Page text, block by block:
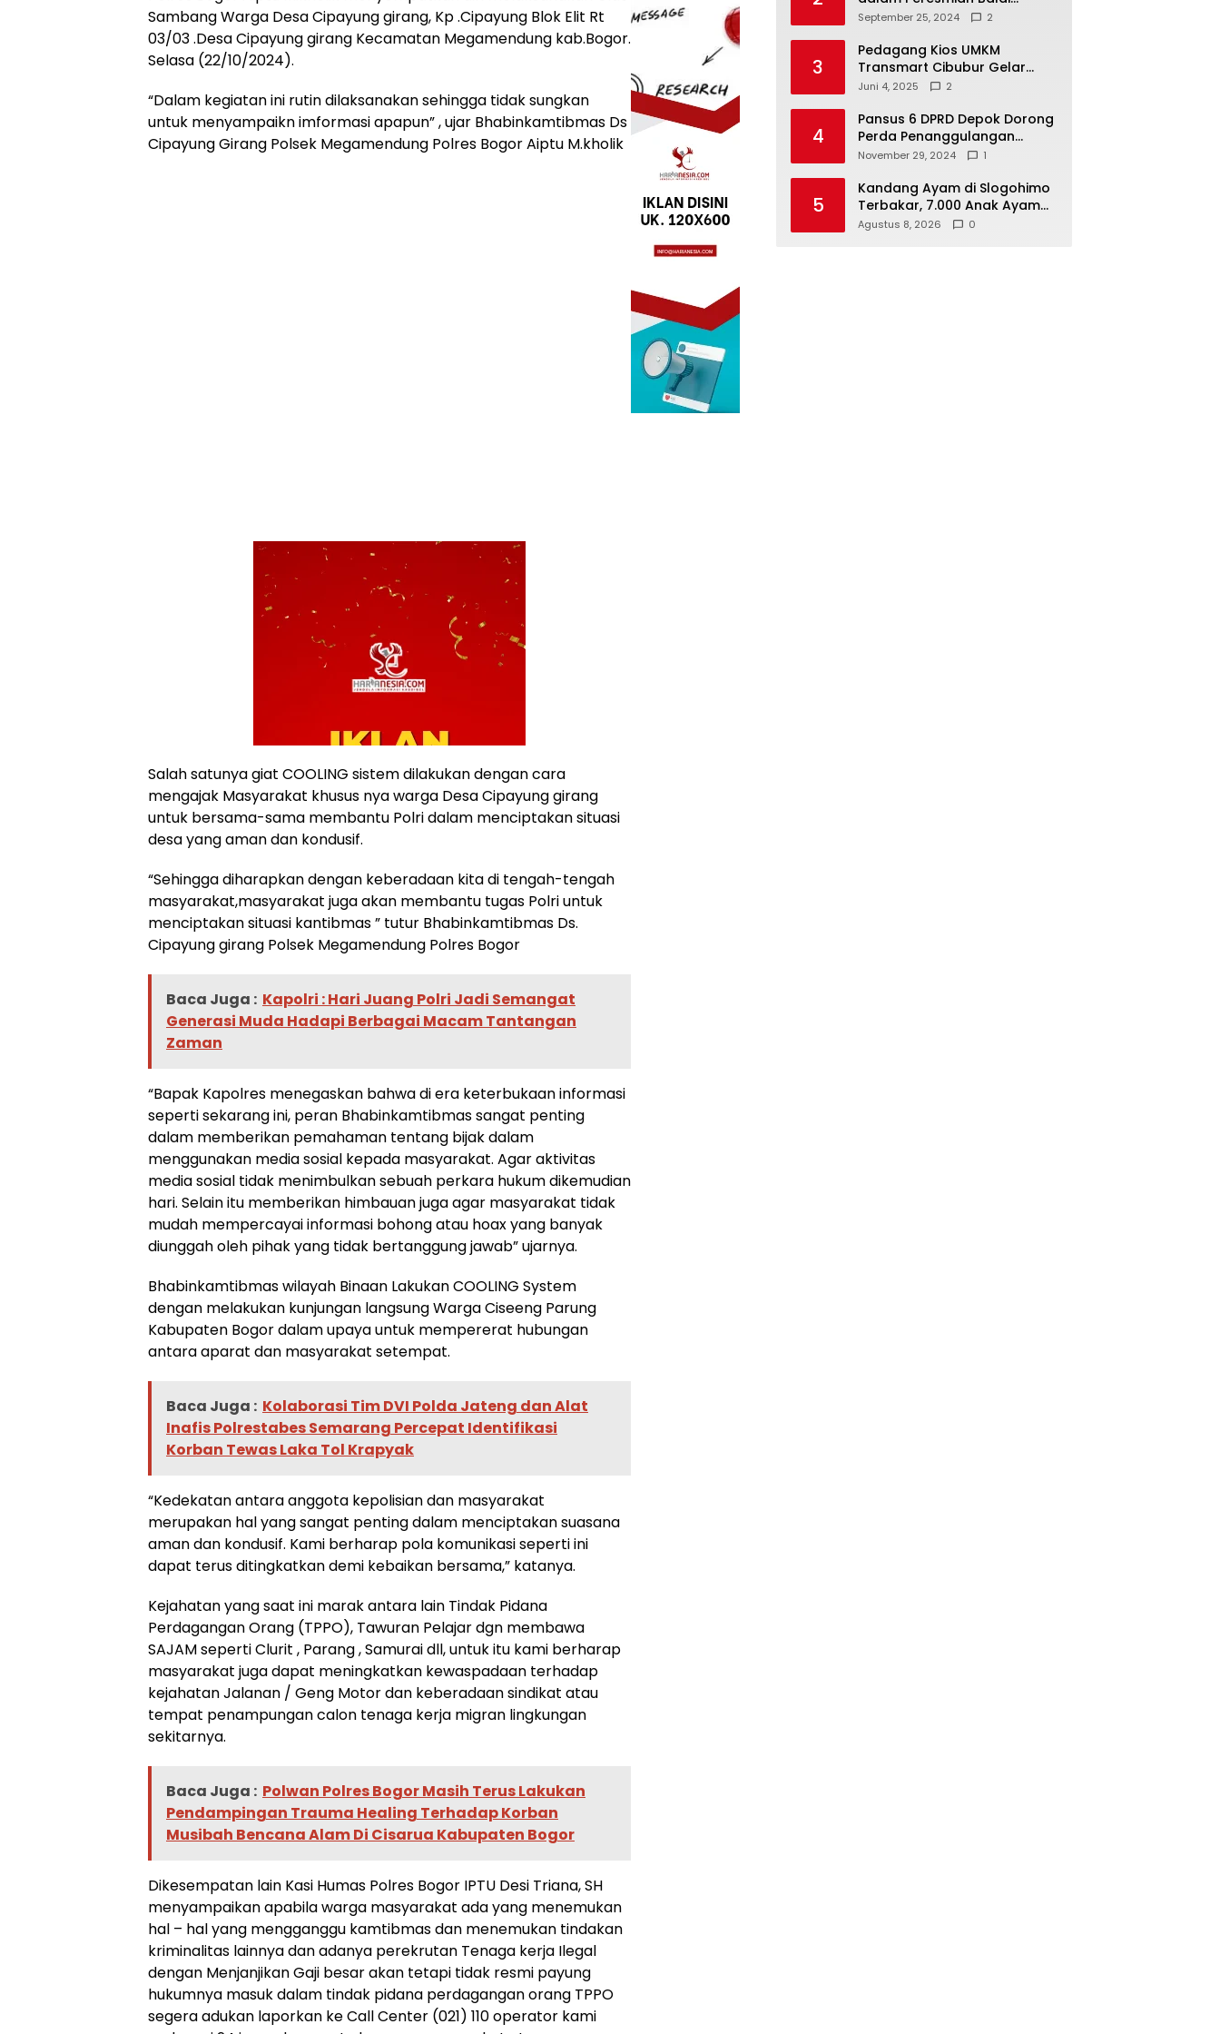
Sambang Warga Desa Cipayung girang, Kp .Cipayung Blok Elit Rt
03/03 .Desa Cipayung girang Kecamatan Megamendung kab.Bogor.
Selasa (22/10/2024).
“Dalam kegiatan ini rutin dilaksanakan sehingga tidak sungkan
untuk menyampaikn imformasi apapun” , ujar Bhabinkamtibmas Ds
Cipayung Girang Polsek Megamendung Polres Bogor Aiptu M.kholik
Salah satunya giat COOLING sistem dilakukan dengan cara
mengajak Masyarakat khusus nya warga Desa Cipayung girang
untuk bersama-sama membantu Polri dalam menciptakan situasi
desa yang aman dan kondusif.
“Sehingga diharapkan dengan keberadaan kita di tengah-tengah
masyarakat,masyarakat juga akan membantu tugas Polri untuk
menciptakan situasi kantibmas ” tutur Bhabinkamtibmas Ds.
Cipayung girang Polsek Megamendung Polres Bogor
Baca Juga : Kapolri : Hari Juang Polri Jadi Semangat
Generasi Muda Hadapi Berbagai Macam Tantangan
Zaman
“Bapak Kapolres menegaskan bahwa di era keterbukaan informasi
seperti sekarang ini, peran Bhabinkamtibmas sangat penting
dalam memberikan pemahaman tentang bijak dalam
menggunakan media sosial kepada masyarakat. Agar aktivitas
media sosial tidak menimbulkan sebuah perkara hukum dikemudian
hari. Selain itu memberikan himbauan juga agar masyarakat tidak
mudah mempercayai informasi bohong atau hoax yang banyak
diunggah oleh pihak yang tidak bertanggung jawab” ujarnya.
Bhabinkamtibmas wilayah Binaan Lakukan COOLING System
dengan melakukan kunjungan langsung Warga Ciseeng Parung
Kabupaten Bogor dalam upaya untuk mempererat hubungan
antara aparat dan masyarakat setempat.
Baca Juga : Kolaborasi Tim DVI Polda Jateng dan Alat
Inafis Polrestabes Semarang Percepat Identifikasi
Korban Tewas Laka Tol Krapyak
“Kedekatan antara anggota kepolisian dan masyarakat
merupakan hal yang sangat penting dalam menciptakan suasana
aman dan kondusif. Kami berharap pola komunikasi seperti ini
dapat terus ditingkatkan demi kebaikan bersama,” katanya.
Kejahatan yang saat ini marak antara lain Tindak Pidana
Perdagangan Orang (TPPO), Tawuran Pelajar dgn membawa
SAJAM seperti Clurit , Parang , Samurai dll, untuk itu kami berharap
masyarakat juga dapat meningkatkan kewaspadaan terhadap
kejahatan Jalanan / Geng Motor dan keberadaan sindikat atau
tempat penampungan calon tenaga kerja migran lingkungan
sekitarnya.
Baca Juga : Polwan Polres Bogor Masih Terus Lakukan
Pendampingan Trauma Healing Terhadap Korban
Musibah Bencana Alam Di Cisarua Kabupaten Bogor
Dikesempatan lain Kasi Humas Polres Bogor IPTU Desi Triana, SH
menyampaikan apabila warga masyarakat ada yang menemukan
hal – hal yang mengganggu kamtibmas dan menemukan tindakan
kriminalitas lainnya dan adanya perekrutan Tenaga kerja Ilegal
dengan Menjanjikan Gaji besar akan tetapi tidak resmi payung
hukumnya masuk dalam tindak pidana perdagangan orang TPPO
segera adukan laporkan ke Call Center (021) 110 operator kami
Warga di Sukamaju : Wadah
Aspirasi Masyarakat
September 25, 2024 2
3
Pedagang Kios UMKM
Transmart Cibubur Gelar
Family Gathering di Cisarua,
Kekompakan
Juni 4, 2025 2
4
Pansus 6 DPRD Depok Dorong
Perda Penanggulangan
Kebakaran untuk
November 29, 2024 1
5
Kandang Ayam di Slogohimo
Terbakar, 7.000 Anak Ayam
Selamat, Kerugian Ditaksir
Agustus 8, 2026 0